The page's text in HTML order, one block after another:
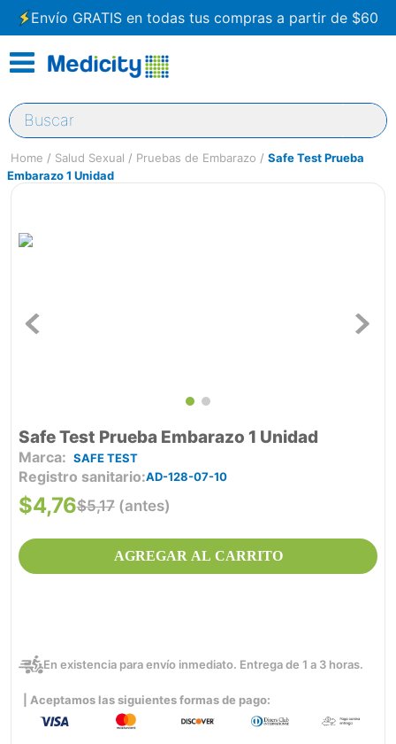
Envío GRATIS en todas tus compras a partir de $60
Buscar
Salud Sexual Pruebas de Embarazo
Safe Test Prueba
Embarazo 1 Unidad
Safe Test Prueba Embarazo 1 Unidad
SAFE TEST
Registro sanitario AD-128-07-10
$5,17 (antes)
$4,76
AGREGAR AL CARRITO
En existencia para envío inmediato. Entrega de 1 a 3 horas.
| Aceptamos las siguientes formas de pago: